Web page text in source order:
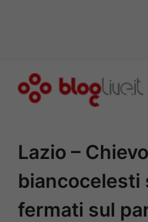
Lazio –
biancocelesti
fermati sul